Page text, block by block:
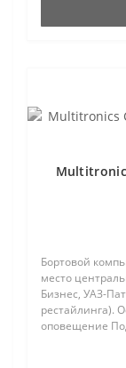
Бортовой
место
Бизнес, УАЗ-
рестайлинга).
оповещение